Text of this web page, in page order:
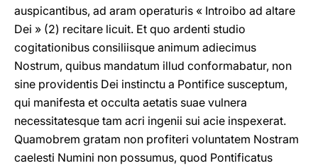
auspicantibus, ad aram operaturis « Introibo ad altare
Dei » (2) recitare licuit. Et quo ardenti studio
cogitationibus consiliisque animum adiecimus
Nostrum, quibus mandatum illud conformabatur, non
sine providentis Dei instinctu a Pontifice susceptum,
qui manifesta et occulta aetatis suae vulnera
necessitatesque tam acri ingenii sui acie inspexerat.
Quamobrem gratam non profiteri voluntatem Nostram
caelesti Numini non possumus, quod Pontificatus